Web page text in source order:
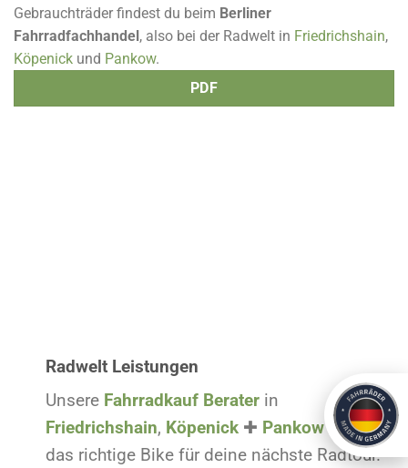
Gebrauchträder findest du beim Berliner
Fahrradfachhandel, also bei der Radwelt in Friedrichshain,
Köpenick und Pankow.
PDF
Radwelt Leistungen
Unsere Fahrradkauf Berater in
Friedrichshain, Köpenick ✚ Pankowhaben
das richtige Bike für deine nächste Radtour.